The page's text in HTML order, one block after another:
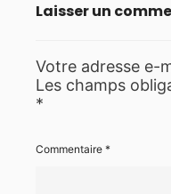
Laisser un
Votre adresse e-
Les champs
*
Commentaire *